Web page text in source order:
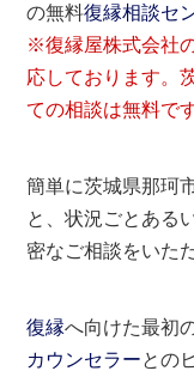
の無料復縁相談セ
※復縁屋株式会社
応しております。
ての相談は無料です
簡単に茨城県那珂
と、状況ごとある
密なご相談をいた
復縁へ向けた最初
カウンセラーとの